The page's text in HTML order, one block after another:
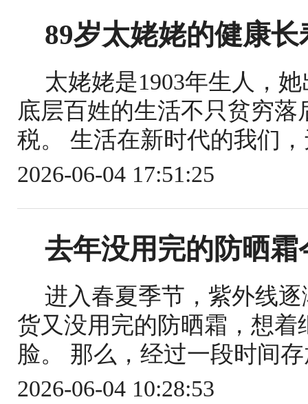
89岁太姥姥的健康
太姥姥是1903年生人，
底层百姓的生活不只贫穷
税。 生活在新时代的我们
2026-06-04 17:51:25
去年没用完的防晒
进入春夏季节，紫外线
货又没用完的防晒霜，想
脸。 那么，经过一段时间
2026-06-04 10:28:53